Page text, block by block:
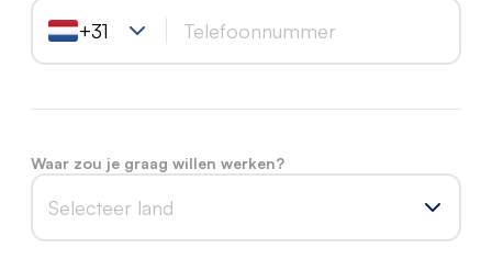
+31
Waar zou je graag willen werken?
Selecteer land